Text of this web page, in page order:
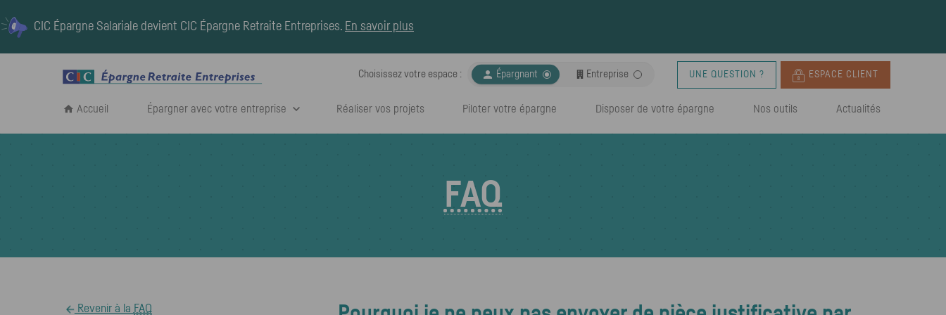
CIC Épargne Salariale devient CIC Épargne Retraite Entreprises. En savoir plus
Choisissez votre espace :  Espace choisi :
Épargnant Entreprise UNE QUESTION ? ESPACE CLIENT
Accueil Épargner avec votre entreprise Réaliser vos projets Piloter votre épargne Disposer de votre épargne Nos outils Actualités
FAQ
Revenir à la FAQ